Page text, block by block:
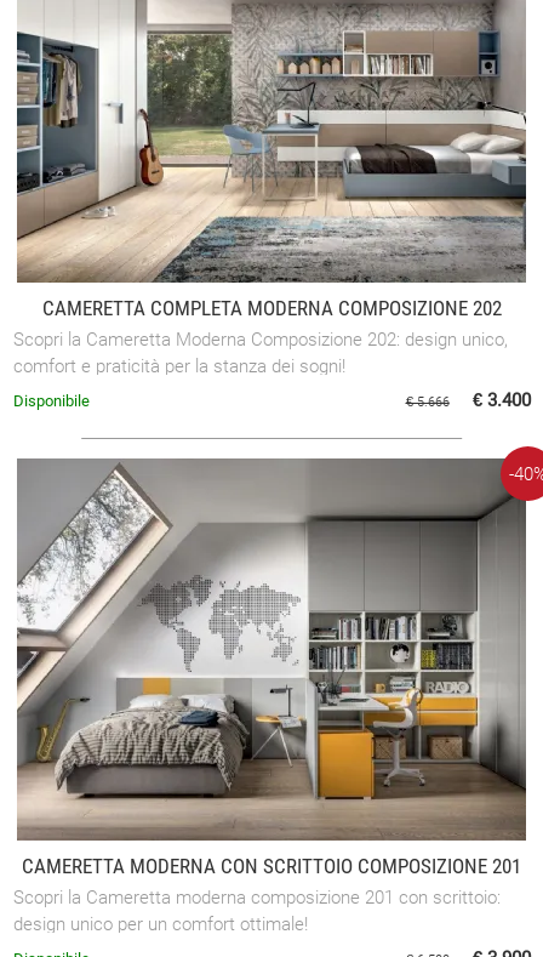
CAMERETTA COMPLETA MODERNA COMPOSIZIONE 202
Scopri la Cameretta Moderna Composizione 202: design unico,
comfort e praticità per la stanza dei sogni!
€ 5.666 € 3.400
Disponibile
CAMERETTA MODERNA CON SCRITTOIO COMPOSIZIONE 201
Scopri la Cameretta moderna composizione 201 con scrittoio:
design unico per un comfort ottimale!
-